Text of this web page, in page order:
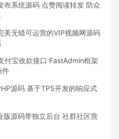
系统源码 点赞阅读转发 防众
美无错可运营的VIP视频网源码
付宝收款接口 FastAdmin框架
件
源码 基于TP5开发的响应式
版源码带独立后台 社群社区营